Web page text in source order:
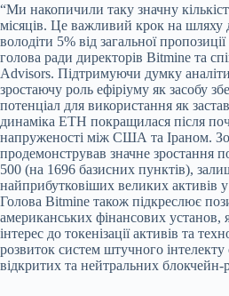
“Ми накопичили таку значну
місяців. Це важливий крок на шляху
володіти 5% від загальної
голова ради директорів Bitmine та
Advisors. Підтримуючи думку
зростаючу роль ефіріуму як засобу
потенціал для використання як
динаміка ETH покращилася після
напруженості між США та Іраном.
продемонстрував значне зростання
500 (на 1696 базисних пунктів),
найприбутковіших великих активів
Голова Bitmine також підкреслює
американських фінансових установ,
інтерес до токенізації активів та
розвиток систем штучного
відкритих та нейтральних